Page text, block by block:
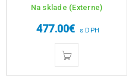
Na sklade (Externe)
477.00€ s DPH